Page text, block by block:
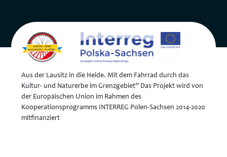
Aus der Lausitz in die Heide. Mit dem Fahrrad durch das
Kultur- und Naturerbe im Grenzgebiet” Das Projekt wird von
der Europäischen Union im Rahmen des
Kooperationsprogramms INTERREG Polen-Sachsen 2014-2020
mitfinanziert